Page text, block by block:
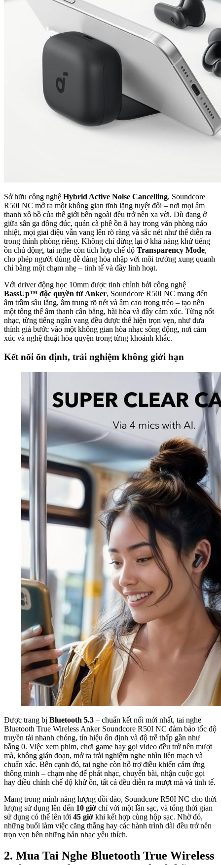
Sở hữu công nghệ Hybrid Active Noise Cancelling, Soundcore
R50I NC mở ra một không gian tĩnh lặng tuyệt đối – nơi mọi âm
thanh xô bồ của thế giới bên ngoài đều trở nên xa vời. Dù đang ở
giữa sân ga đông đúc, quán cà phê ồn ã hay trong văn phòng náo
nhiệt, mọi giai điệu vẫn vang lên rõ ràng và sắc nét như thể diễn ra
trong thính phòng riêng. Không chỉ dừng lại ở khả năng khử tiếng
ồn chủ động, tai nghe còn tích hợp chế độ Transparency Mode,
cho phép người dùng dễ dàng hòa nhập với môi trường xung quanh
chỉ bằng một chạm nhẹ – tinh tế và đầy linh hoạt.
Với driver động học 10mm được tinh chỉnh bởi công nghệ
BassUp™ độc quyền từ Anker, Soundcore R50I NC mang đến
âm trầm sâu lắng, âm trung rõ nét và âm cao trong trẻo – tạo nên
một tổng thể âm thanh cân bằng, hài hòa và đầy cảm xúc. Từng nốt
nhạc, từng tiếng ngân vang đều được thể hiện trọn vẹn, như đưa
thính giả bước vào một không gian hòa nhạc sống động, nơi cảm
xúc và nghệ thuật hòa quyện trong từng khoảnh khắc.
Kết nối ổn định, trải nghiệm không giới hạn
Được trang bị Bluetooth 5.3 – chuẩn kết nối mới nhất, tai nghe
Bluetooth True Wireless Anker Soundcore R50I NC đảm bảo tốc độ
truyền tải nhanh chóng, tín hiệu ổn định và độ trễ thấp gần như
bằng 0. Việc xem phim, chơi game hay gọi video đều trở nên mượt
mà, không gián đoạn, mở ra trải nghiệm nghe nhìn liền mạch và
chuẩn xác. Bên cạnh đó, tai nghe còn hỗ trợ điều khiển cảm ứng
thông minh – chạm nhẹ để phát nhạc, chuyển bài, nhận cuộc gọi
hay điều chỉnh chế độ khử ồn, tất cả đều diễn ra mượt mà và tinh tế.
Mang trong mình năng lượng dồi dào, Soundcore R50I NC cho thời
lượng sử dụng lên đến 10 giờ chỉ với một lần sạc, và tổng thời gian
sử dụng có thể lên tới 45 giờ khi kết hợp cùng hộp sạc. Nhờ đó,
những buổi làm việc căng thẳng hay các hành trình dài đều trở nên
trọn vẹn bên những bản nhạc yêu thích.
2. Mua Tai Nghe Bluetooth True Wireless